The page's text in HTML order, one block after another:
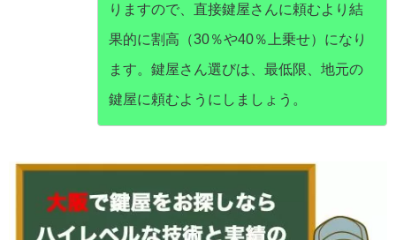
りますので、直接鍵屋さんに頼むより結
果的に割高（30％や40％上乗せ）になり
ます。鍵屋さん選びは、最低限、地元の
鍵屋に頼むようにしましょう。